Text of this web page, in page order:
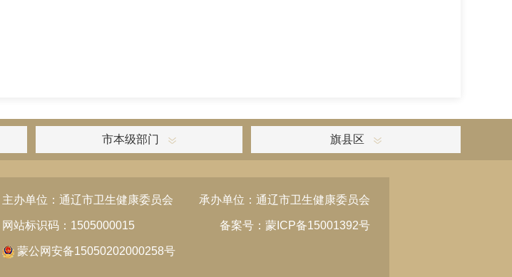
市本级部门 旗县区
主办单位：通辽市卫生健康委员会 承办单位：通辽市卫生健康委员会
网站标识码：1505000015 备案号：蒙ICP备15001392号
蒙公网安备15050202000258号